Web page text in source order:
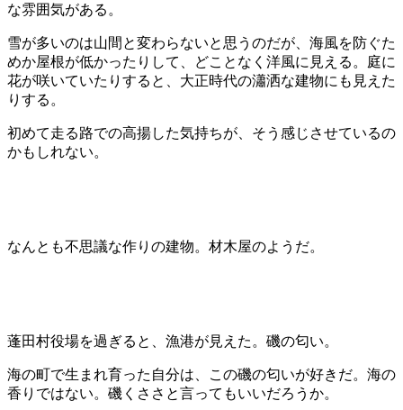
な雰囲気がある。
雪が多いのは山間と変わらないと思うのだが、海風を防ぐた
めか屋根が低かったりして、どことなく洋風に見える。庭に
花が咲いていたりすると、大正時代の瀟洒な建物にも見えた
りする。
初めて走る路での高揚した気持ちが、そう感じさせているの
かもしれない。
なんとも不思議な作りの建物。材木屋のようだ。
蓬田村役場を過ぎると、漁港が見えた。磯の匂い。
海の町で生まれ育った自分は、この磯の匂いが好きだ。海の
香りではない。磯くささと言ってもいいだろうか。